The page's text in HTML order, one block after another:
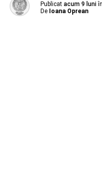
Publicat acum 9 luni în
De Ioana Oprean